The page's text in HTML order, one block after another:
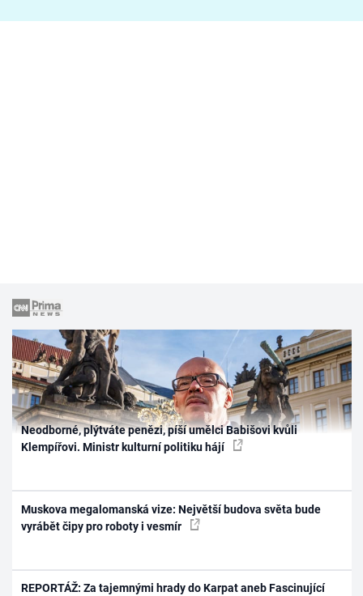
Neodborné, plýtváte penězi, píší umělci Babišovi kvůli
Klempířovi. Ministr kulturní politiku hájí
Muskova megalomanská vize: Největší budova světa bude
vyrábět čipy pro roboty i vesmír
REPORTÁŽ: Za tajemnými hrady do Karpat aneb Fascinující